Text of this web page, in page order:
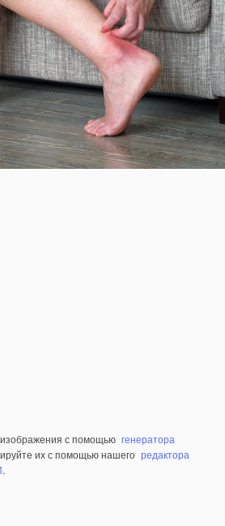
с помощью генератора
их с помощью нашего редактора
.